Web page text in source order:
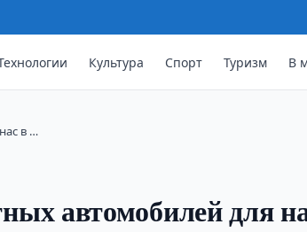
Культура Спорт Туризм В
в …
автомобилей для